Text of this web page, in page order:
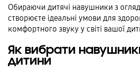
Обираючи дитячі навушники з
створюєте ідеальні умови для
комфортного звуку у світі вашої
Як вибрати
дитини